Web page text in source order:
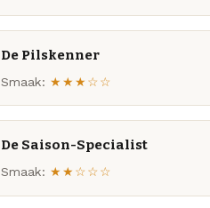
De Pilskenner
Smaak: ★★★☆☆
De Saison-Specialist
Smaak: ★★☆☆☆